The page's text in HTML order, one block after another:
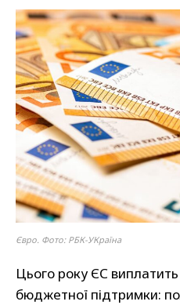
Євро. Фото: РБК-УКраїна
Цього року ЄС виплатить
бюджетної підтримки: